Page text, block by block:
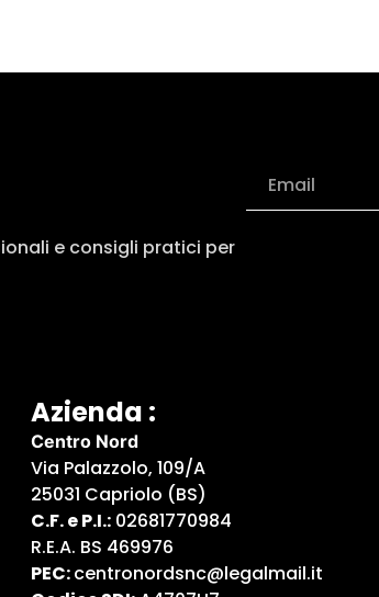
e consigli pratici per
Azienda :
Centro Nord
Via Palazzolo, 109/A
25031 Capriolo (BS)
C.F. e P.I.: 02681770984
R.E.A. BS 469976
PEC:centronordsnc@legalmail.it